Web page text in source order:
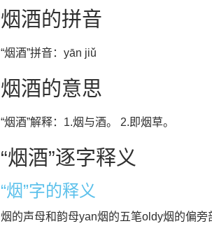
烟酒的拼音
“烟酒”拼音：yān jiǔ
烟酒的意思
“烟酒”解释：1.烟与酒。 2.即烟草。
“烟酒”逐字释义
“烟”字的释义
烟的声母和韵母yan烟的五笔oldy烟的偏